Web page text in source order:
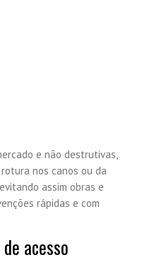
e não destrutivas,
nos canos ou da
assim obras e
rápidas e com
acesso